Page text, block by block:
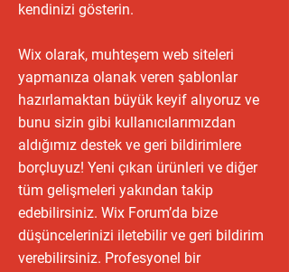
kendinizi gösterin.
Wix olarak, muhteşem web siteleri
yapmanıza olanak veren şablonlar
hazırlamaktan büyük keyif alıyoruz ve
bunu sizin gibi kullanıcılarımızdan
aldığımız destek ve geri bildirimlere
borçluyuz! Yeni çıkan ürünleri ve diğer
tüm gelişmeleri yakından takip
edebilirsiniz. Wix Forum’da bize
düşüncelerinizi iletebilir ve geri bildirim
verebilirsiniz. Profesyonel bir